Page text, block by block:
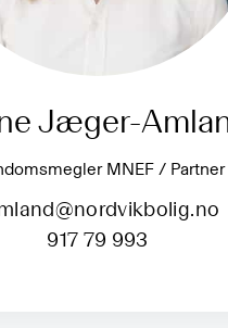
Jæger-
MNEF / Partner
917 79 993